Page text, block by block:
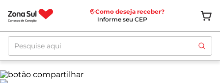
Como deseja receber?
Informe seu CEP
Pesquise aqui